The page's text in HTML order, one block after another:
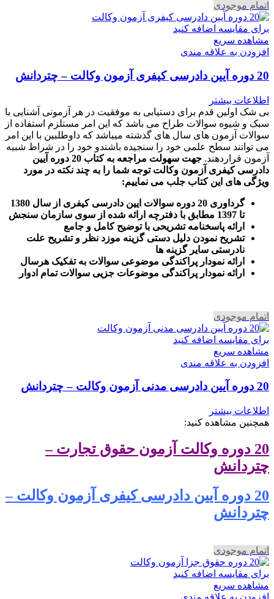
اتمام موجودی
برای مقایسه اضافه کنید
مشاهده سریع
افزودن به علاقه مندی
20 دوره آیین دادرسی کیفری آزمون وکالت – چتردانش
اطلاعات بیشتر
بی شک اولین قدم برای دستیابی به موفقیت در هر آزمونی آشنایی با
سبک و شیوه سوالات طراح می باشد که این امر مستلزم استفاده از
سوالات آزمون های سال های گذشته میباشد که داوطلبین با این امر
می توانند سطح علمی خود را سنجیده باشندو خود را در شراط شبیه
آزمون قراردهند.
جهت سهولت مراجعه به کتاب 20 دوره آیین
دادرسی کیفری آزمون وکالت توجه شما را به چند نکته در مورد
ویژگی های این کتاب جلب می نماییم:
گرداوری 20 دوره سوالات ایین دادرسی کیفری از سال 1380
تا 1397 مطابق با دفترچه ارائه شده از سوی سازمان سنجش
ارائه پاسخنامه تشریحی با توضیح کامل و جامع
تشریح نمودن دلیل دستی گزینه موزد نظر و تشریح علت
نادرستی سایر گزینه ها
ارائه نمودار پراکندگی موضوعی سوالات به تفکیک هرسال
رائه نمودار پراکندگی موضوعات جزیی سوالات تمام ادوار
اتمام موجودی
برای مقایسه اضافه کنید
مشاهده سریع
افزودن به علاقه مندی
20 دوره آیین دادرسی مدنی آزمون وکالت – چتردانش
اطلاعات بیشتر
همچنین مشاهده کنید:
20 دوره وکالت آزمون حقوق تجارت –
چتردانش
20 دوره آیین دادرسی کیفری آزمون وکالت –
چتردانش
اتمام موجودی
برای مقایسه اضافه کنید
مشاهده سریع
افزودن به علاقه مندی